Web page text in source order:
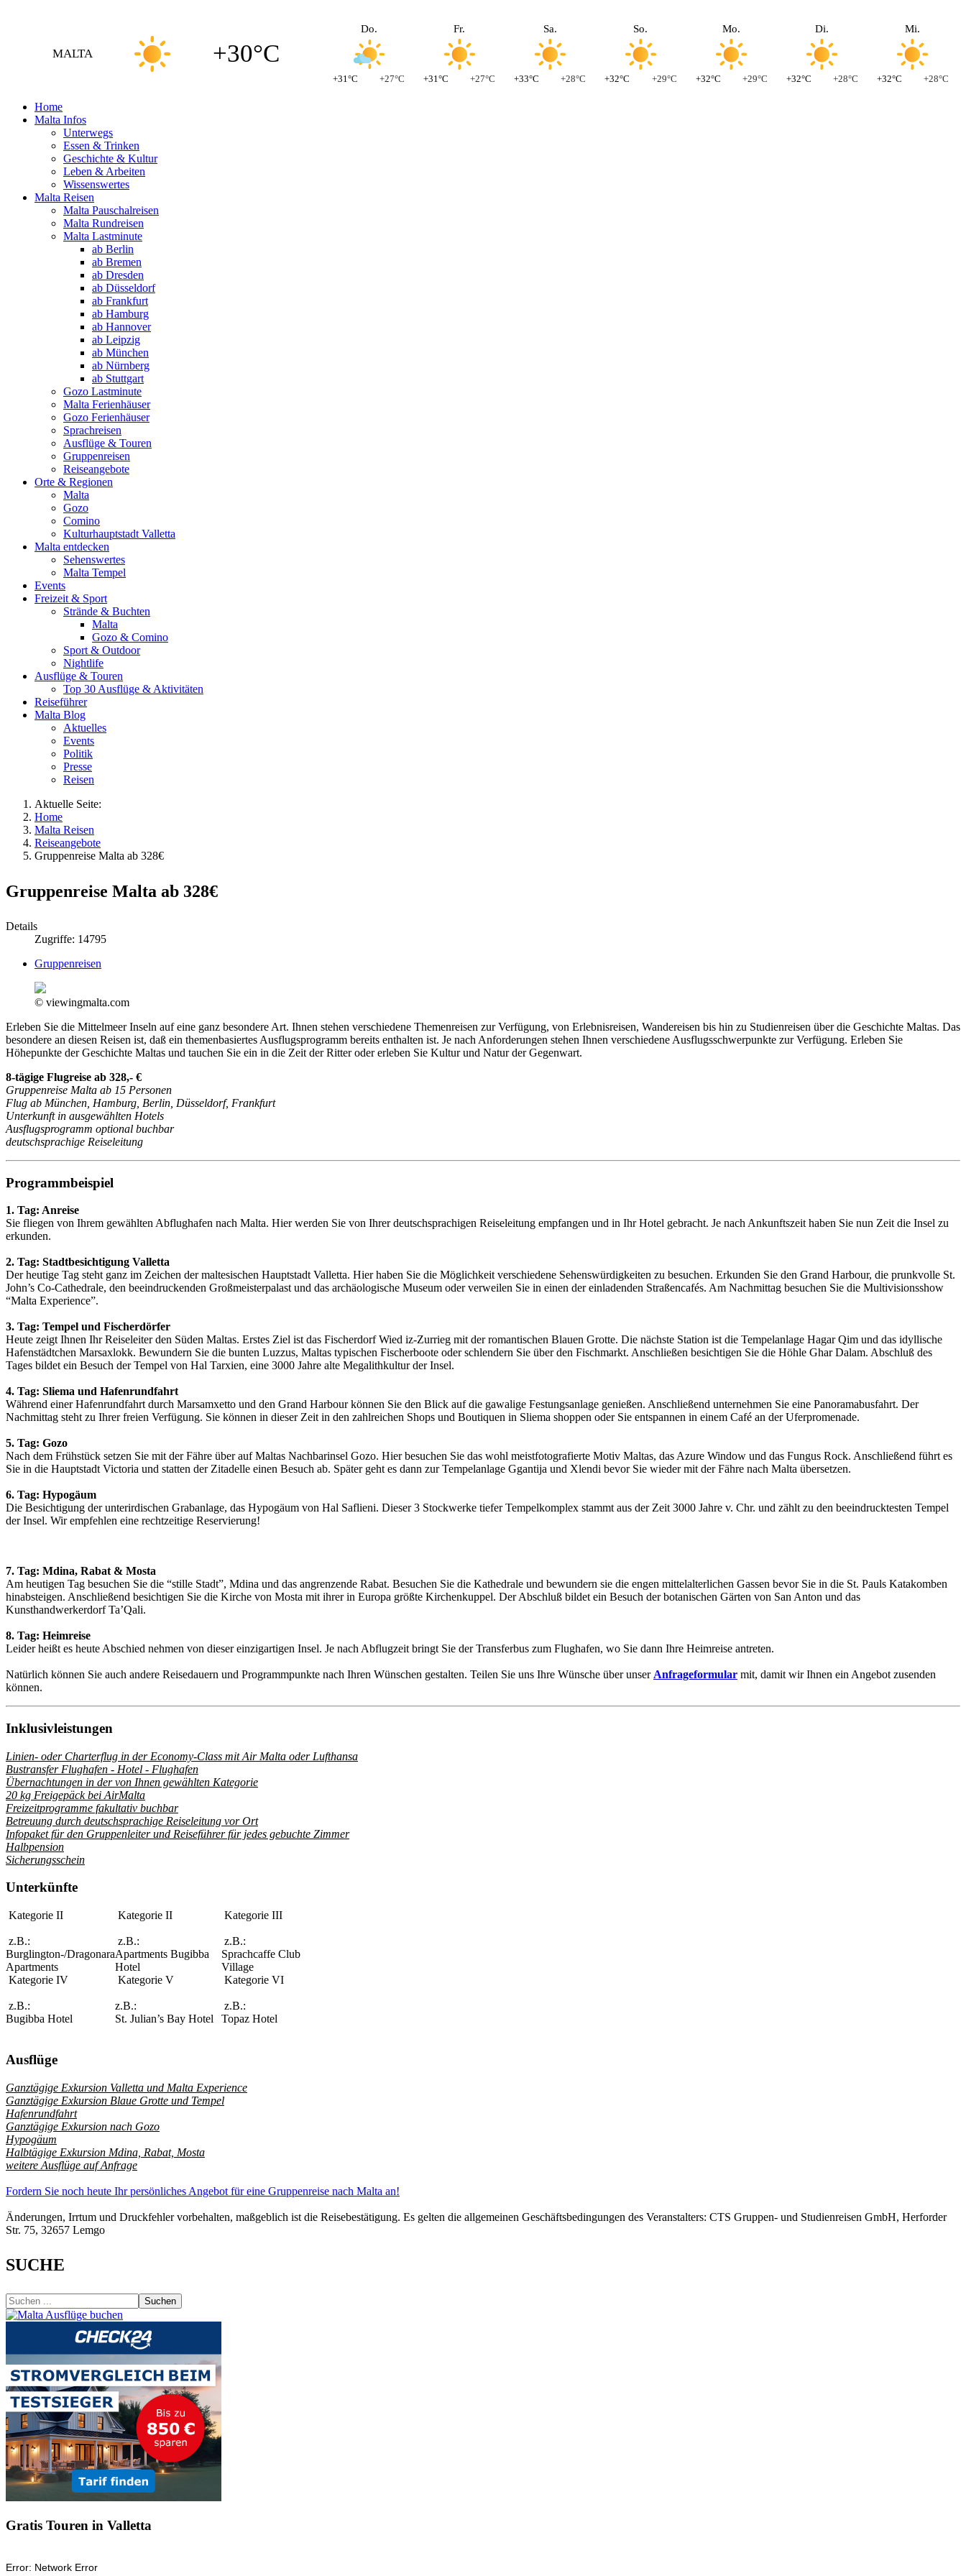
MALTA +30°C
Do.
+31°C +27°C
Fr.
+31°C +27°C
Sa.
+33°C +28°C
So.
+32°C +29°C
Mo.
+32°C +29°C
Di.
+32°C +28°C
Mi.
+32°C +28°C
Home
Malta Infos
Unterwegs
Essen & Trinken
Geschichte & Kultur
Leben & Arbeiten
Wissenswertes
Malta Reisen
Malta Pauschalreisen
Malta Rundreisen
Malta Lastminute
ab Berlin
ab Bremen
ab Dresden
ab Düsseldorf
ab Frankfurt
ab Hamburg
ab Hannover
ab Leipzig
ab München
ab Nürnberg
ab Stuttgart
Gozo Lastminute
Malta Ferienhäuser
Gozo Ferienhäuser
Sprachreisen
Ausflüge & Touren
Gruppenreisen
Reiseangebote
Orte & Regionen
Malta
Gozo
Comino
Kulturhauptstadt Valletta
Malta entdecken
Sehenswertes
Malta Tempel
Events
Freizeit & Sport
Strände & Buchten
Malta
Gozo & Comino
Sport & Outdoor
Nightlife
Ausflüge & Touren
Top 30 Ausflüge & Aktivitäten
Reiseführer
Malta Blog
Aktuelles
Events
Politik
Presse
Reisen
Aktuelle Seite:
Home
Malta Reisen
Reiseangebote
Gruppenreise Malta ab 328€
Gruppenreise Malta ab 328€
Details
Zugriffe: 14795
Gruppenreisen
© viewingmalta.com
Erleben Sie die Mittelmeer Inseln auf eine ganz besondere Art. Ihnen stehen verschiedene Themenreisen zur Verfügung, von Erlebnisreisen, Wandereisen bis hin zu Studienreisen über die Geschichte Maltas. Das
besondere an diesen Reisen ist, daß ein themenbasiertes Ausflugsprogramm bereits enthalten ist. Je nach Anforderungen stehen Ihnen verschiedene Ausflugsschwerpunkte zur Verfügung. Erleben Sie
Höhepunkte der Geschichte Maltas und tauchen Sie ein in die Zeit der Ritter oder erleben Sie Kultur und Natur der Gegenwart.
8-tägige Flugreise ab 328,- €
Gruppenreise Malta ab 15 Personen
Flug ab München, Hamburg, Berlin, Düsseldorf, Frankfurt
Unterkunft in ausgewählten Hotels
Ausflugsprogramm optional buchbar
deutschsprachige Reiseleitung
Programmbeispiel
1. Tag: Anreise
Sie fliegen von Ihrem gewählten Abflughafen nach Malta. Hier werden Sie von Ihrer deutschsprachigen Reiseleitung empfangen und in Ihr Hotel gebracht. Je nach Ankunftszeit haben Sie nun Zeit die Insel zu
erkunden.
2. Tag: Stadtbesichtigung Valletta
Der heutige Tag steht ganz im Zeichen der maltesischen Hauptstadt Valletta. Hier haben Sie die Möglichkeit verschiedene Sehenswürdigkeiten zu besuchen. Erkunden Sie den Grand Harbour, die prunkvolle St.
John’s Co-Cathedrale, den beeindruckenden Großmeisterpalast und das archäologische Museum oder verweilen Sie in einen der einladenden Straßencafés. Am Nachmittag besuchen Sie die Multivisionsshow
“Malta Experience”.
3. Tag: Tempel und Fischerdörfer
Heute zeigt Ihnen Ihr Reiseleiter den Süden Maltas. Erstes Ziel ist das Fischerdorf Wied iz-Zurrieg mit der romantischen Blauen Grotte. Die nächste Station ist die Tempelanlage Hagar Qim und das idyllische
Hafenstädtchen Marsaxlokk. Bewundern Sie die bunten Luzzus, Maltas typischen Fischerboote oder schlendern Sie über den Fischmarkt. Anschließen besichtigen Sie die Höhle Ghar Dalam. Abschluß des
Tages bildet ein Besuch der Tempel von Hal Tarxien, eine 3000 Jahre alte Megalithkultur der Insel.
4. Tag: Sliema und Hafenrundfahrt
Während einer Hafenrundfahrt durch Marsamxetto und den Grand Harbour können Sie den Blick auf die gawalige Festungsanlage genießen. Anschließend unternehmen Sie eine Panoramabusfahrt. Der
Nachmittag steht zu Ihrer freien Verfügung. Sie können in dieser Zeit in den zahlreichen Shops und Boutiquen in Sliema shoppen oder Sie entspannen in einem Café an der Uferpromenade.
5. Tag: Gozo
Nach dem Frühstück setzen Sie mit der Fähre über auf Maltas Nachbarinsel Gozo. Hier besuchen Sie das wohl meistfotografierte Motiv Maltas, das Azure Window und das Fungus Rock. Anschließend führt es
Sie in die Hauptstadt Victoria und statten der Zitadelle einen Besuch ab. Später geht es dann zur Tempelanlage Ggantija und Xlendi bevor Sie wieder mit der Fähre nach Malta übersetzen.
6. Tag: Hypogäum
Die Besichtigung der unterirdischen Grabanlage, das Hypogäum von Hal Saflieni. Dieser 3 Stockwerke tiefer Tempelkomplex stammt aus der Zeit 3000 Jahre v. Chr. und zählt zu den beeindrucktesten Tempel
der Insel. Wir empfehlen eine rechtzeitige Reservierung!
7. Tag: Mdina, Rabat & Mosta
Am heutigen Tag besuchen Sie die “stille Stadt”, Mdina und das angrenzende Rabat. Besuchen Sie die Kathedrale und bewundern sie die engen mittelalterlichen Gassen bevor Sie in die St. Pauls Katakomben
hinabsteigen. Anschließend besichtigen Sie die Kirche von Mosta mit ihrer in Europa größte Kirchenkuppel. Der Abschluß bildet ein Besuch der botanischen Gärten von San Anton und das
Kunsthandwerkerdorf Ta’Qali.
8. Tag: Heimreise
Leider heißt es heute Abschied nehmen von dieser einzigartigen Insel. Je nach Abflugzeit bringt Sie der Transferbus zum Flughafen, wo Sie dann Ihre Heimreise antreten.
Natürlich können Sie auch andere Reisedauern und Programmpunkte nach Ihren Wünschen gestalten. Teilen Sie uns Ihre Wünsche über unser Anfrageformular mit, damit wir Ihnen ein Angebot zusenden
können.
Inklusivleistungen
Linien- oder Charterflug in der Economy-Class mit Air Malta oder Lufthansa
Bustransfer Flughafen - Hotel - Flughafen
Übernachtungen in der von Ihnen gewählten Kategorie
20 kg Freigepäck bei AirMalta
Freizeitprogramme fakultativ buchbar
Betreuung durch deutschsprachige Reiseleitung vor Ort
Infopaket für den Gruppenleiter und Reiseführer für jedes gebuchte Zimmer
Halbpension
Sicherungsschein
Unterkünfte
Kategorie II Kategorie II Kategorie III
z.B.:
Burglington-/Dragonara
Apartments
z.B.:
Apartments Bugibba
Hotel
z.B.:
Sprachcaffe Club
Village
Kategorie IV
Kategorie V Kategorie VI
z.B.:
Bugibba Hotel
z.B.:
St. Julian’s Bay Hotel
z.B.:
Topaz Hotel
Ausflüge
Ganztägige Exkursion Valletta und Malta Experience
Ganztägige Exkursion Blaue Grotte und Tempel
Hafenrundfahrt
Ganztägige Exkursion nach Gozo
Hypogäum
Halbtägige Exkursion Mdina, Rabat, Mosta
weitere Ausflüge auf Anfrage
Fordern Sie noch heute Ihr persönliches Angebot für eine Gruppenreise nach Malta an!
Änderungen, Irrtum und Druckfehler vorbehalten, maßgeblich ist die Reisebestätigung. Es gelten die allgemeinen Geschäftsbedingungen des Veranstalters: CTS Gruppen- und Studienreisen GmbH, Herforder
Str. 75, 32657 Lemgo
SUCHE
Suchen
Gratis Touren in Valletta